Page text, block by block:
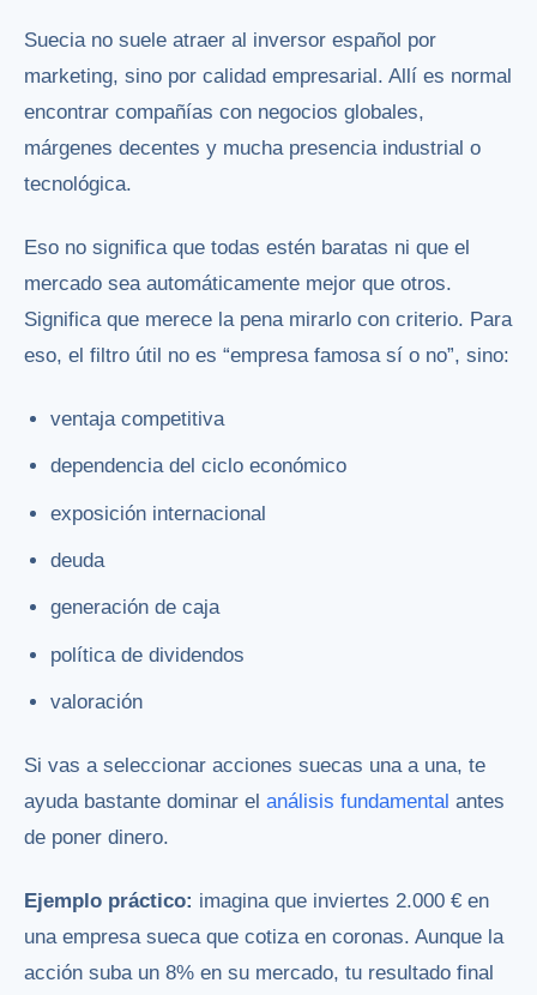
Suecia no suele atraer al inversor español por
marketing, sino por calidad empresarial. Allí es normal
encontrar compañías con negocios globales,
márgenes decentes y mucha presencia industrial o
tecnológica.
Eso no significa que todas estén baratas ni que el
mercado sea automáticamente mejor que otros.
Significa que merece la pena mirarlo con criterio. Para
eso, el filtro útil no es “empresa famosa sí o no”, sino:
ventaja competitiva
dependencia del ciclo económico
exposición internacional
deuda
generación de caja
política de dividendos
valoración
Si vas a seleccionar acciones suecas una a una, te
ayuda bastante dominar el análisis fundamental antes
de poner dinero.
Ejemplo práctico: imagina que inviertes 2.000 € en
una empresa sueca que cotiza en coronas. Aunque la
acción suba un 8% en su mercado, tu resultado final